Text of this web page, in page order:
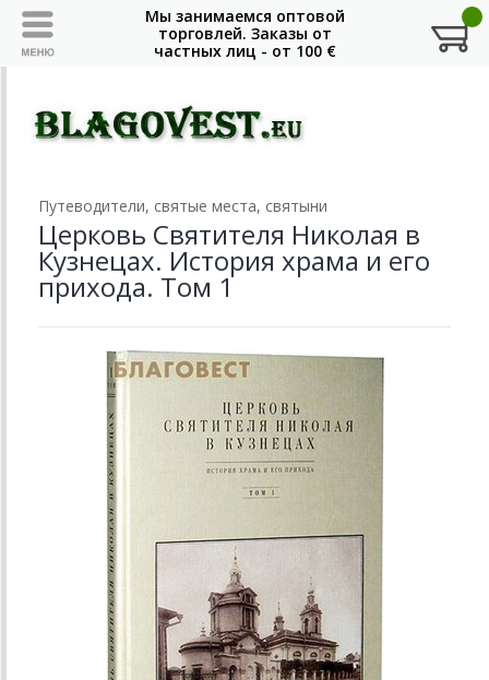
Путеводители, святые места, святыни
Церковь Святителя Николая в
Кузнецах. История храма и его
прихода. Том 1